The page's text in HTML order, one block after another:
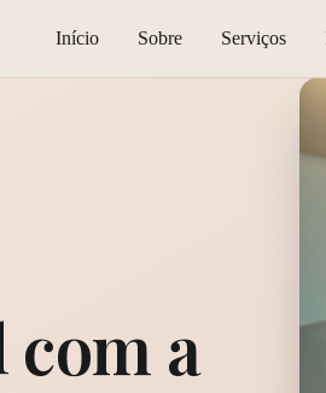
Início Sobre Serviços
a